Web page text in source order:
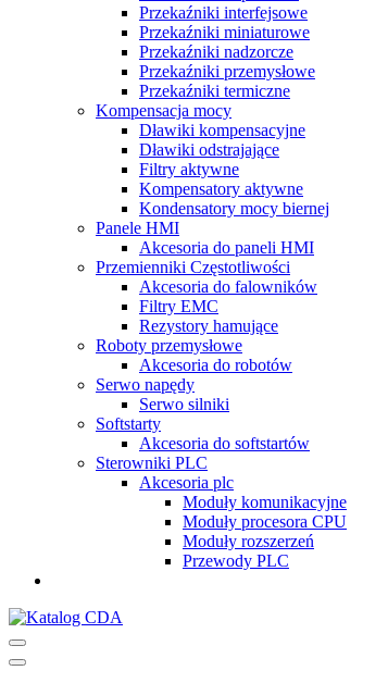
Przekaźniki interfejsowe
Przekaźniki miniaturowe
Przekaźniki nadzorcze
Przekaźniki przemysłowe
Przekaźniki termiczne
Kompensacja mocy
Dławiki kompensacyjne
Dławiki odstrajające
Filtry aktywne
Kompensatory aktywne
Kondensatory mocy biernej
Panele HMI
Akcesoria do paneli HMI
Przemienniki Częstotliwości
Akcesoria do falowników
Filtry EMC
Rezystory hamujące
Roboty przemysłowe
Akcesoria do robotów
Serwo napędy
Serwo silniki
Softstarty
Akcesoria do softstartów
Sterowniki PLC
Akcesoria plc
Moduły komunikacyjne
Moduły procesora CPU
Moduły rozszerzeń
Przewody PLC